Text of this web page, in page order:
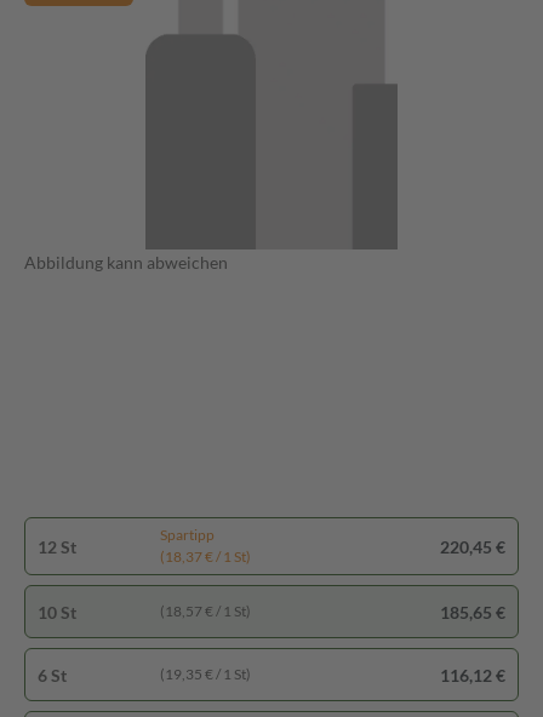
Abbildung kann abweichen
12 St
Spartipp
(18,37 € / 1 St)
220,45 €
10 St (18,57 € / 1 St) 185,65 €
6 St (19,35 € / 1 St) 116,12 €